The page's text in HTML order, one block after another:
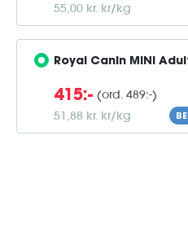
55,00 kr. kr/kg
Royal Canin MINI
415:- (ord. 489:-)
51,88 kr. kr/kg